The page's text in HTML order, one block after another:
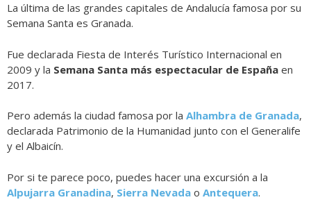
La última de las grandes capitales de Andalucía famosa por su
Semana Santa es Granada.
Fue declarada Fiesta de Interés Turístico Internacional en
2009 y la Semana Santa más espectacular de España en
2017.
Pero además la ciudad famosa por la Alhambra de Granada,
declarada Patrimonio de la Humanidad junto con el Generalife
y el Albaicín.
Por si te parece poco, puedes hacer una excursión a la
Alpujarra Granadina, Sierra Nevada o Antequera.